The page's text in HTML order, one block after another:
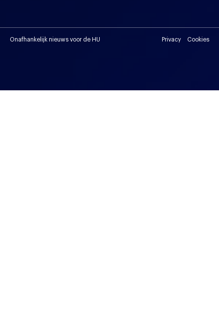
Onafhankelijk nieuws voor de HU Privacy Cookies